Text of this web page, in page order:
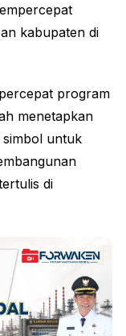
kabupaten di
program
menetapkan
simbol untuk
di